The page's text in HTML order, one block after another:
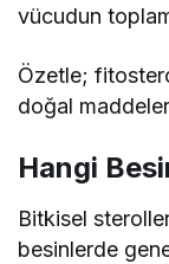
vücudun
Özetle;
doğal
Hangi
Bitkisel
besinlerde